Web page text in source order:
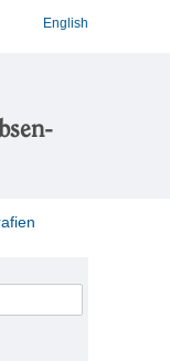
English